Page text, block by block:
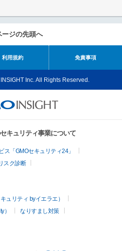
ージの先頭へ
利用規約 免責事項
Inc. All Rights Reserved.
キュリティ事業について
「GMOセキュリティ24」
スク診断
ュリティ byイエラエ）
）
なりすまし対策